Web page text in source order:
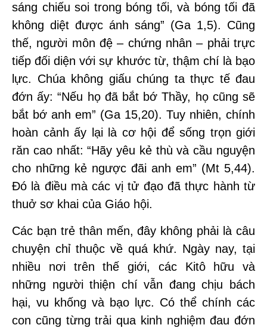
sáng chiếu soi trong bóng tối, và bóng tối đã
không diệt được ánh sáng” (Ga 1,5). Cũng
thế, người môn đệ – chứng nhân – phải trực
tiếp đối diện với sự khước từ, thậm chí là bạo
lực. Chúa không giấu chúng ta thực tế đau
đớn ấy: “Nếu họ đã bắt bớ Thầy, họ cũng sẽ
bắt bớ anh em” (Ga 15,20). Tuy nhiên, chính
hoàn cảnh ấy lại là cơ hội để sống trọn giới
răn cao nhất: “Hãy yêu kẻ thù và cầu nguyện
cho những kẻ ngược đãi anh em” (Mt 5,44).
Đó là điều mà các vị tử đạo đã thực hành từ
thuở sơ khai của Giáo hội.
Các bạn trẻ thân mến, đây không phải là câu
chuyện chỉ thuộc về quá khứ. Ngày nay, tại
nhiều nơi trên thế giới, các Kitô hữu và
những người thiện chí vẫn đang chịu bách
hại, vu khống và bạo lực. Có thể chính các
con cũng từng trải qua kinh nghiệm đau đớn